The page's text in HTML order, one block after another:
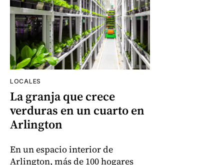
LOCALES
La granja que crece
verduras en un cuarto en
Arlington
En un espacio interior de
Arlington, más de 100 hogares